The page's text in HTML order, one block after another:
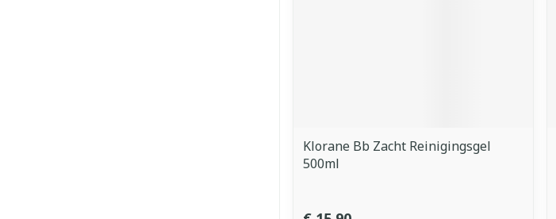
Klorane Bb Zacht Reinigingsgel
500ml